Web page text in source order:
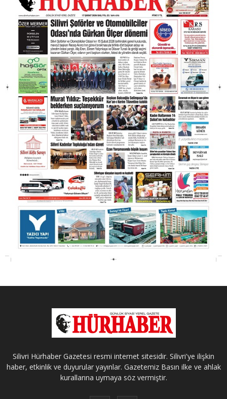
Silivri Hürhaber Gazetesi resmi internet sitesidir. Silivri'ye ilişkin
haber, etkinlik ve duyurular yayınlar. Gazetemiz Basın ilke ve ahlak
kurallarına uymaya söz vermiştir.